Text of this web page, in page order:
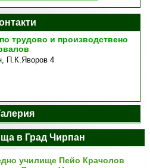
трудoво и производствено
, П.К.Яворов 4
в Град Чирпан
училище Пейо Крачолов